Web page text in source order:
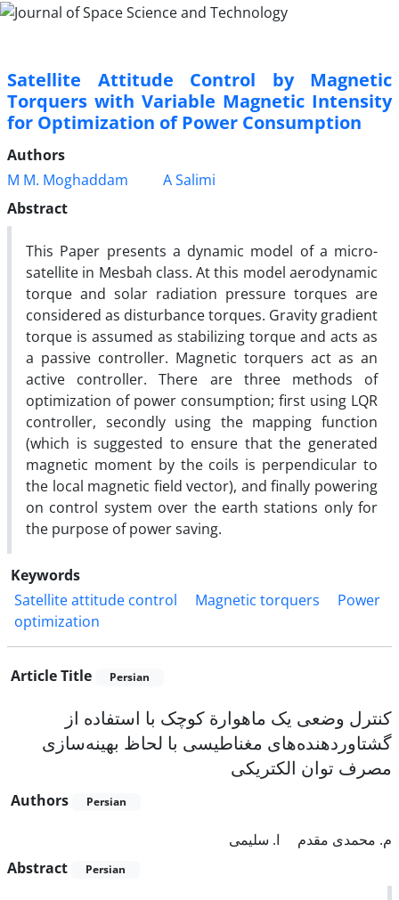
Satellite Attitude Control by Magnetic
Torquers with Variable Magnetic Intensity
for Optimization of Power Consumption
Authors
M M. Moghaddam
A Salimi
Abstract
This Paper presents a dynamic model of a micro-
satellite in Mesbah class. At this model aerodynamic
torque and solar radiation pressure torques are
considered as disturbance torques. Gravity gradient
torque is assumed as stabilizing torque and acts as
a passive controller. Magnetic torquers act as an
active controller. There are three methods of
optimization of power consumption; first using LQR
controller, secondly using the mapping function
(which is suggested to ensure that the generated
magnetic moment by the coils is perpendicular to
the local magnetic field vector), and finally powering
on control system over the earth stations only for
the purpose of power saving.
Keywords
Satellite attitude control
Magnetic torquers
Power
optimization
Article Title Persian
کنترل وضعی یک ماهوارة کوچک با استفاده از
گشتاوردهنده‌های مغناطیسی با لحاظ بهینه‌سازی
مصرف توان الکتریکی
Authors Persian
م. محمدی مقدم
ا. سلیمی
Abstract
Persian